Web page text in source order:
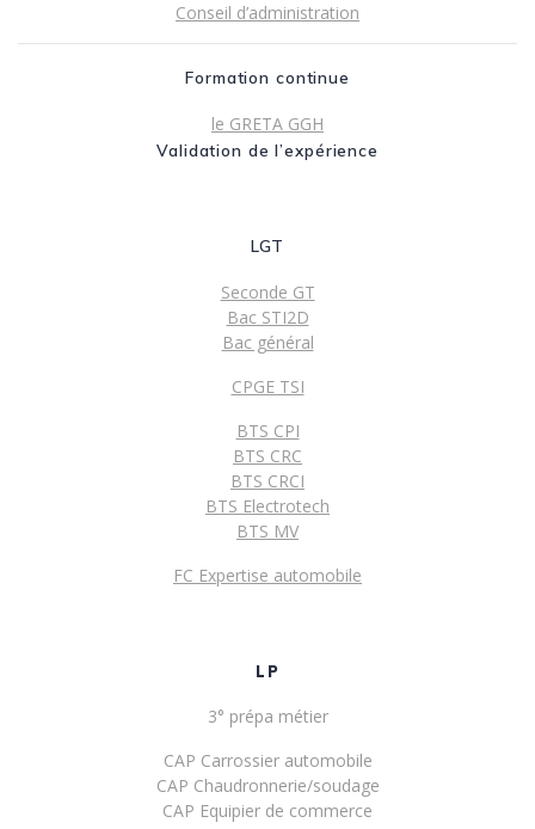
Conseil d’administration
Formation continue
le GRETA GGH
Validation de l’expérience
LGT
Seconde GT
Bac STI2D
Bac général
CPGE TSI
BTS CPI
BTS CRC
BTS CRCI
BTS Electrotech
BTS MV
FC Expertise automobile
LP
3° prépa métier
CAP Carrossier automobile
CAP Chaudronnerie/soudage
CAP Equipier de commerce